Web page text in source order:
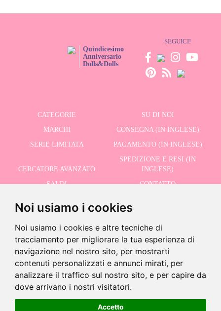
Noi usiamo i cookies
Noi usiamo i cookies e altre tecniche di
tracciamento per migliorare la tua esperienza di
navigazione nel nostro sito, per mostrarti
contenuti personalizzati e annunci mirati, per
analizzare il traffico sul nostro sito, e per capire da
dove arrivano i nostri visitatori.
Accetto
62,96 € +
-
Quindicesimo
Anniversario
Dolls&Dolls
SEGUICI!
CATEGORIE
SU DI NOI
MARCHI
CONSEGNA (IN INGLESE)
SERIE LIMITATA
PAGAMENTO (IN INGLESE)
CERCATORE AVANZATO
SPEDIZIONE E RESI (IN
INGLESE)
SALDI
CONTATTO